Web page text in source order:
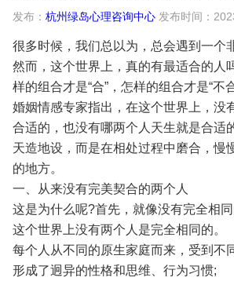
发布： 杭州绿岛心理咨询中心发布时间：
很多时候，我们总以为，总会遇到一个
然而，这个世界上，真的有最适合的人
样的组合才是“合”，怎样的组合才是“不
婚姻情感专家指出，在这个世界上，没
合适的，也没有哪两个人天生就是合适
天造地设，而是在相处过程中磨合，慢
的地方。
一、从来没有完美契合的两个人
这是为什么呢?首先，就像没有完全相同
这个世界上没有两个人是完全相同的。
每个人从不同的原生家庭而来，受到不
形成了迥异的性格和思维、行为习惯;